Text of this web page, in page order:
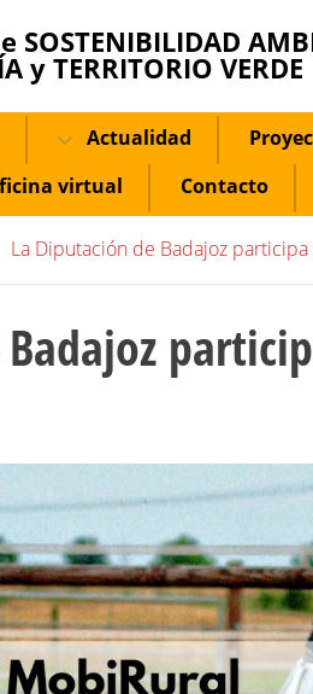
SOSTENIBILIDAD
y TERRITORIO VERDE
Actualidad
virtual Contacto
La Diputación de Badajoz